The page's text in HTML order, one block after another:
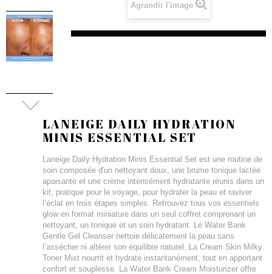
Agrandir l'image
LANEIGE DAILY HYDRATION
MINIS ESSENTIAL SET
Laneige Daily Hydration Minis Essential Set est une routine de
soin composée d'un nettoyant doux, une brume tonique lactée
apaisante et une crème intensément hydratante réunis dans un
kit, pratique pour le voyage, pour hydrater la peau et raviver
l’éclat en trois étapes simples. Retrouvez tous vos essentiels
glow en format miniature dans un seul coffret comprenant un
nettoyant, un tonique et un soin hydratant. Le Water Bank
Gentle Gel Cleanser nettoie délicatement la peau sans
l’assécher ni altérer son équilibre naturel. La Cream Skin Milky
Toner Mist nourrit et hydrate instantanément, tout en apportant
confort et souplesse. La Water Bank Cream Moisturizer offre